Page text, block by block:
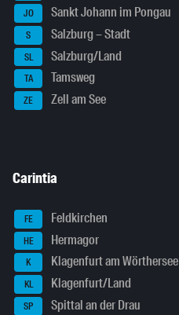
JO Sankt Johann im Pongau
S Salzburg – Stadt
SL Salzburg/Land
TA Tamsweg
ZE Zell am See
Carintia
FE Feldkirchen
HE Hermagor
K Klagenfurt am Wörthersee
KL Klagenfurt/Land
SP Spittal an der Drau